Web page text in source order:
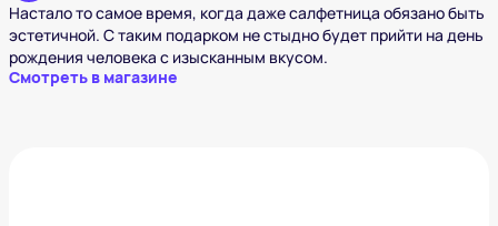
Настало то самое время, когда даже салфетница обязано быть
эстетичной. С таким подарком не стыдно будет прийти на день
рождения человека с изысканным вкусом.
Смотреть в магазине